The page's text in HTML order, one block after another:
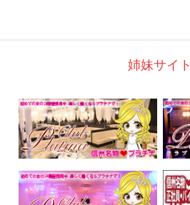
姉妹サイト